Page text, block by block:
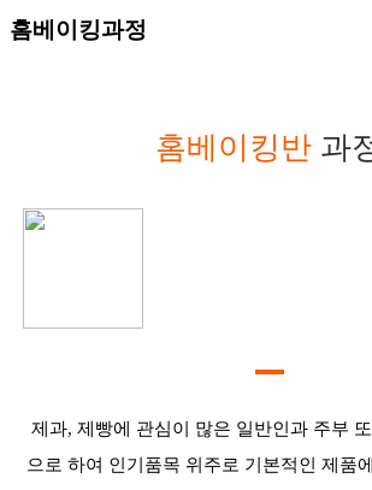
홈베이킹과정
홈베이킹반 과
제과, 제빵에 관심이 많은 일반인과 주부
으로 하여 인기품목 위주로 기본적인 제품